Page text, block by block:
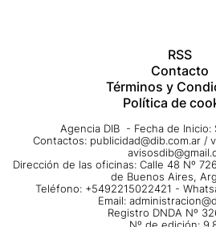
RSS
Contacto
Términos y
Política de
Agencia DIB - Fecha de Inicio:
Contactos: publicidad@dib.com.ar /
Dirección de las oficinas: Calle 48 Nº
de Buenos Aires,
Teléfono: +5492215022421 -
Email:
Registro DNDA Nº